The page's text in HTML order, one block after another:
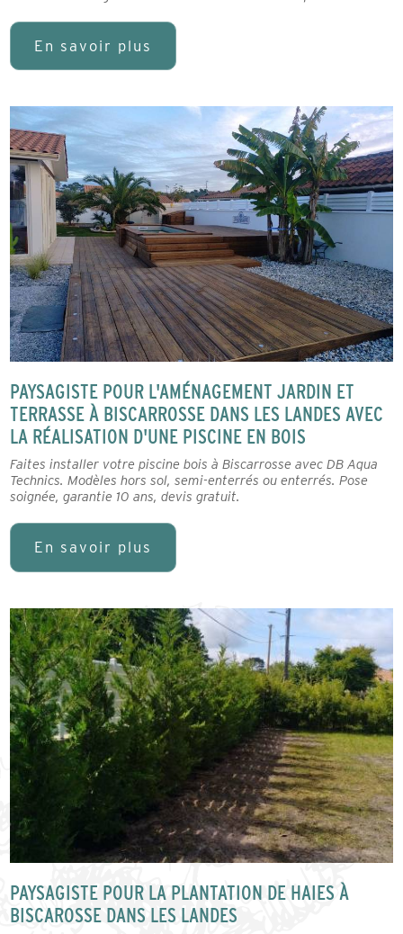
En savoir plus
PAYSAGISTE POUR L'AMÉNAGEMENT JARDIN ET
TERRASSE À BISCARROSSE DANS LES LANDES AVEC
LA RÉALISATION D'UNE PISCINE EN BOIS
Faites installer votre piscine bois à Biscarrosse avec DB Aqua
Technics. Modèles hors sol, semi-enterrés ou enterrés. Pose
soignée, garantie 10 ans, devis gratuit.
En savoir plus
PAYSAGISTE POUR LA PLANTATION DE HAIES À
BISCAROSSE DANS LES LANDES